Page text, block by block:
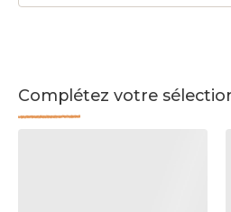
Complétez votre